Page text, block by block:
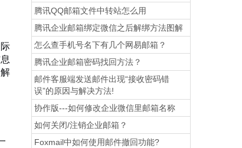
腾讯QQ邮箱文件中转站怎么用
腾讯企业邮箱绑定微信之后解绑方法图解
怎么查手机号名下有几个网易邮箱？
腾讯企业邮箱密码找回方法？
邮件客服端发送邮件出现“接收密码错
误”的原因与解决方法!
协作版---如何修改企业微信里邮箱名称
如何关闭/注销企业邮箱？
Foxmail中如何使用邮件撤回功能?